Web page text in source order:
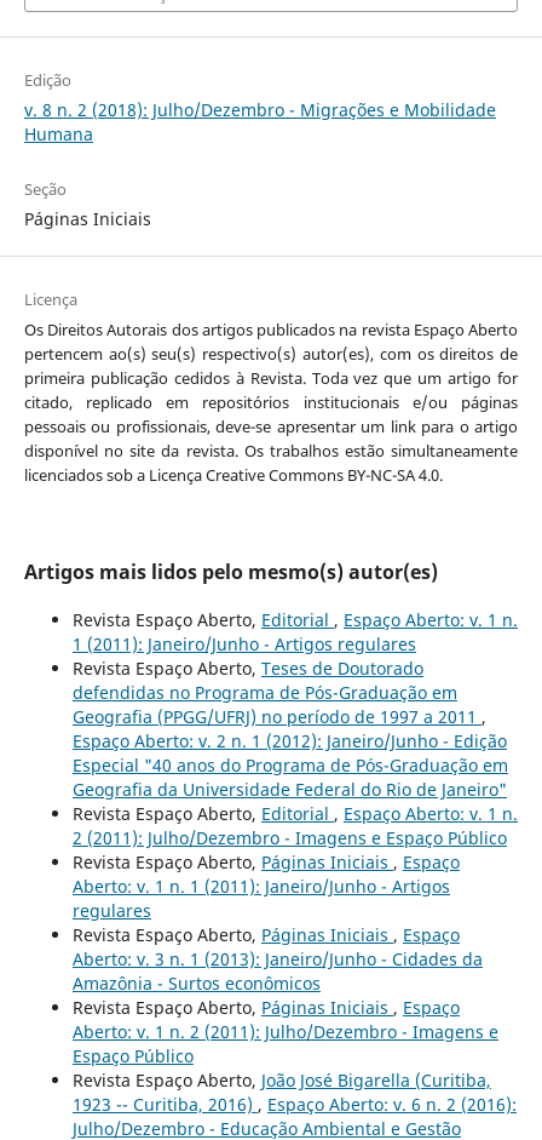
Edição
v. 8 n. 2 (2018): Julho/Dezembro - Migrações e Mobilidade
Humana
Seção
Páginas Iniciais
Licença
Os Direitos Autorais dos artigos publicados na revista Espaço Aberto
pertencem ao(s) seu(s) respectivo(s) autor(es), com os direitos de
primeira publicação cedidos à Revista. Toda vez que um artigo for
citado, replicado em repositórios institucionais e/ou páginas
pessoais ou profissionais, deve-se apresentar um link para o artigo
disponível no site da revista. Os trabalhos estão simultaneamente
licenciados sob a Licença Creative Commons BY-NC-SA 4.0.
Artigos mais lidos pelo mesmo(s) autor(es)
Revista Espaço Aberto, Editorial , Espaço Aberto: v. 1 n.
1 (2011): Janeiro/Junho - Artigos regulares
Revista Espaço Aberto, Teses de Doutorado
defendidas no Programa de Pós-Graduação em
Geografia (PPGG/UFRJ) no período de 1997 a 2011 ,
Espaço Aberto: v. 2 n. 1 (2012): Janeiro/Junho - Edição
Especial "40 anos do Programa de Pós-Graduação em
Geografia da Universidade Federal do Rio de Janeiro"
Revista Espaço Aberto, Editorial , Espaço Aberto: v. 1 n.
2 (2011): Julho/Dezembro - Imagens e Espaço Público
Revista Espaço Aberto, Páginas Iniciais , Espaço
Aberto: v. 1 n. 1 (2011): Janeiro/Junho - Artigos
regulares
Revista Espaço Aberto, Páginas Iniciais , Espaço
Aberto: v. 3 n. 1 (2013): Janeiro/Junho - Cidades da
Amazônia - Surtos econômicos
Revista Espaço Aberto, Páginas Iniciais , Espaço
Aberto: v. 1 n. 2 (2011): Julho/Dezembro - Imagens e
Espaço Público
Revista Espaço Aberto, João José Bigarella (Curitiba,
1923 -- Curitiba, 2016) , Espaço Aberto: v. 6 n. 2 (2016):
Julho/Dezembro - Educação Ambiental e Gestão